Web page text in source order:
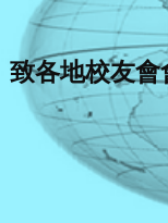
致各地校友會